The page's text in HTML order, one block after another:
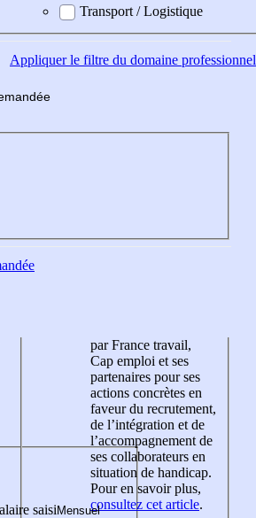
Transport / Logistique
Appliquerle filtre du domaine professionnel
saisi
par France travail,
Cap emploi et ses
partenaires pour ses
actions concrètes en
faveur du recrutement,
de l’intégration et de
l’accompagnement de
ses collaborateurs en
situation de handicap.
Pour en savoir plus,
consultez cet article.